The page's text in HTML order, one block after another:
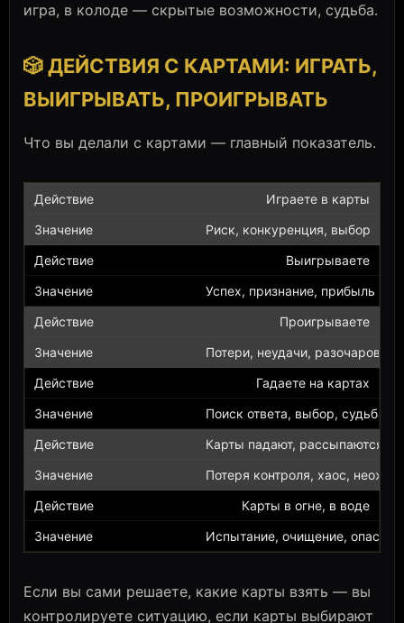
игра, в колоде — скрытые возможности, судьба.
🎲 ДЕЙСТВИЯ С КАРТАМИ: ИГРАТЬ,
ВЫИГРЫВАТЬ, ПРОИГРЫВАТЬ
Что вы делали с картами — главный показатель.
Играете в карты
Риск, конкуренция, выбор
Выигрываете
Успех, признание, прибыль
Проигрываете
Потери, неудачи,
Гадаете на картах
Поиск ответа, выбор, судьба
Карты падают, рассыпаются
Потеря контроля, хаос,
Карты в огне, в воде
Испытание, очищение,
Если вы сами решаете, какие карты взять — вы
контролируете ситуацию, если карты выбирают